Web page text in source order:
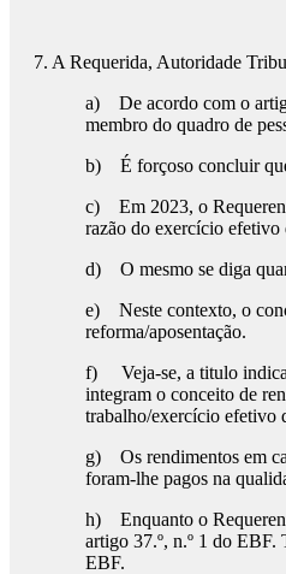
7. A Requerida, Autoridade
a) De acordo com o
membro do quadro de
b) É forçoso concluir que
c) Em 2023, o
razão do exercício efetivo
d) O mesmo se diga
e) Neste contexto, o
reforma/aposentação.
f) Veja-se, a titulo
integram o conceito de
trabalho/exercício efetivo
g) Os rendimentos em
foram-lhe pagos na
h) Enquanto o
artigo 37.º, n.º 1 do
EBF.